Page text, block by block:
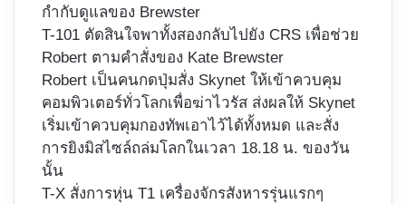
กำกับดูแลของ Brewster
T-101 ตัดสินใจพาทั้งสองกลับไปยัง CRS เพื่อช่วย
Robert ตามคำสั่งของ Kate Brewster
Robert เป็นคนกดปุ่มสั่ง Skynet ให้เข้าควบคุม
คอมพิวเตอร์ทั่วโลกเพื่อฆ่าไวรัส ส่งผลให้ Skynet
เริ่มเข้าควบคุมกองทัพเอาไว้ได้ทั้งหมด และสั่ง
การยิงมิสไซล์ถล่มโลกในเวลา 18.18 น. ของวัน
นั้น
T-X สั่งการหุ่น T1 เครื่องจักรสังหารรุ่นแรกๆ